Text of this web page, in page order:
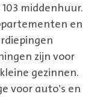
middenhuur.
en
zijn voor
gezinnen.
voor auto’s en